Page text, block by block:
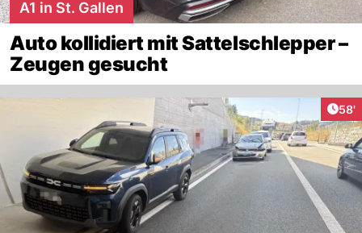
A1 in St. Gallen
Auto kollidiert mit Sattelschlepper –
Zeugen gesucht
58'